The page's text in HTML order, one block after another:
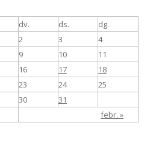
dv. ds. dg.
febr. »
2 3
4
9 10
11
16 17
18
23 24
25
30 31